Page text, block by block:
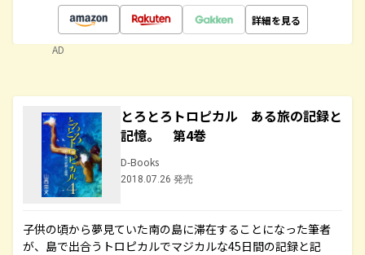
詳細を見る
AD
とろとろトロピカル ある旅の記録と
記憶。 第4巻
D-Books
2018.07.26 発売
子供の頃から夢見ていた南の島に滞在することになった筆者
が、島で出合うトロピカルでマジカルな45日間の記録と記